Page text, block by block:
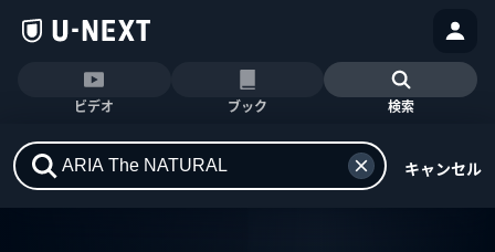
ビデオ ブック 検索
キャンセル